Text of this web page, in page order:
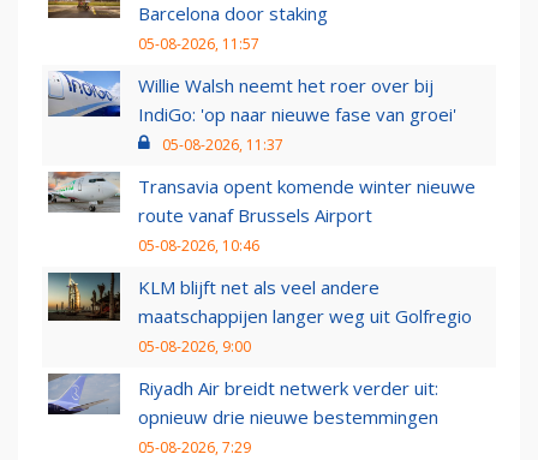
Barcelona door staking
05-08-2026, 11:57
Willie Walsh neemt het roer over bij
IndiGo: 'op naar nieuwe fase van groei'
05-08-2026, 11:37
Transavia opent komende winter nieuwe
route vanaf Brussels Airport
05-08-2026, 10:46
KLM blijft net als veel andere
maatschappijen langer weg uit Golfregio
05-08-2026, 9:00
Riyadh Air breidt netwerk verder uit:
opnieuw drie nieuwe bestemmingen
05-08-2026, 7:29